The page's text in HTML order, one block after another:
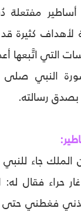
أساطير
لأهداف كثيرة
التي اتَّبعها
النبي صلى
رسالته.
الملك جاء
حراء فقال له:
فغطني حتى